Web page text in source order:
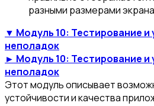
разными размерами
▼ Модуль 10: Тестирование и
неполадок
► Модуль 10: Тестирование и
неполадок
Этот модуль описывает
устойчивости и качества